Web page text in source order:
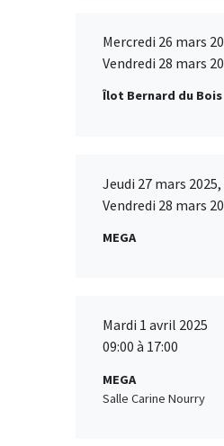
Mercredi 26 mars
Vendredi 28 mars
Îlot Bernard du Bois
Jeudi 27 mars 2025,
Vendredi 28 mars
MEGA
Mardi 1 avril 2025
09:00 à 17:00
MEGA
Salle Carine Nourry